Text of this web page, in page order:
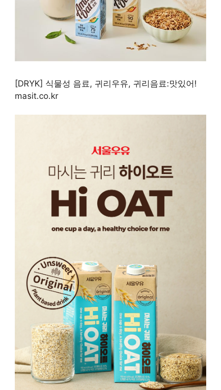
[DRYK] 식물성 음료, 귀리우유, 귀리음료:맛있어!
masit.co.kr